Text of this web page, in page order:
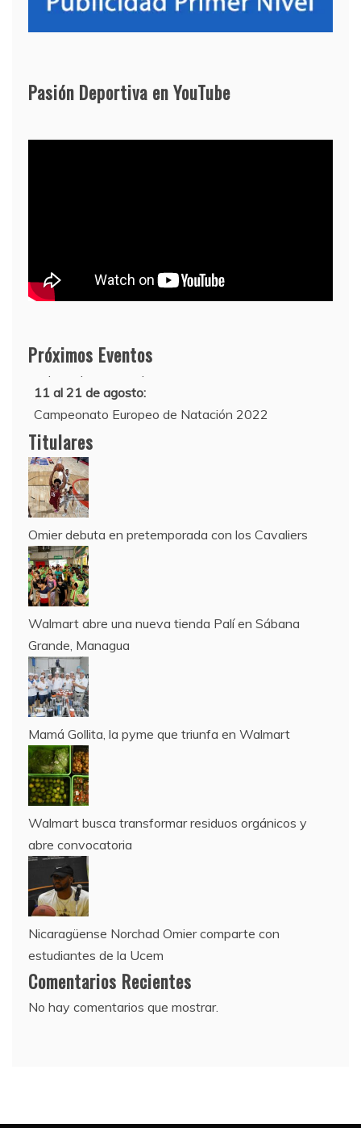
Pasión Deportiva en YouTube
Próximos Eventos
11 al 21 de agosto:
Campeonato Europeo de Natación 2022
12 de agosto:
Empieza La Liga 2022-2023
Titulares
Omier debuta en pretemporada con los Cavaliers
Walmart abre una nueva tienda Palí en Sábana
Grande, Managua
Mamá Gollita, la pyme que triunfa en Walmart
Walmart busca transformar residuos orgánicos y
abre convocatoria
Nicaragüense Norchad Omier comparte con
estudiantes de la Ucem
Comentarios Recientes
No hay comentarios que mostrar.